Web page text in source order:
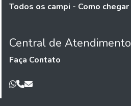
Todos os campi - Como chegar
Central de Atendimento
Faça Contato